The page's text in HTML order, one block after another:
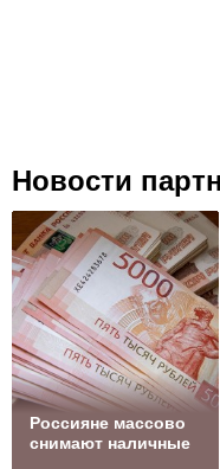
Новости
Россияне массово
снимают наличные